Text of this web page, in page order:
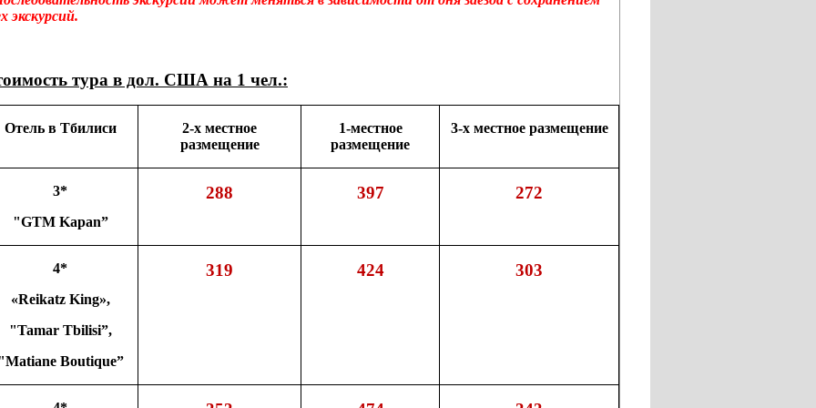
экскурсий.
тура в дол. США на 1 чел.:
Отель в Тбилиси
2-х местное
размещение
1-местное
размещение
3-х местное размещение
3*
"GTM Kapan”
288 397 272
4*
«Reikatz King»,
"Tamar Tbilisi”,
Boutique”
319 424 303